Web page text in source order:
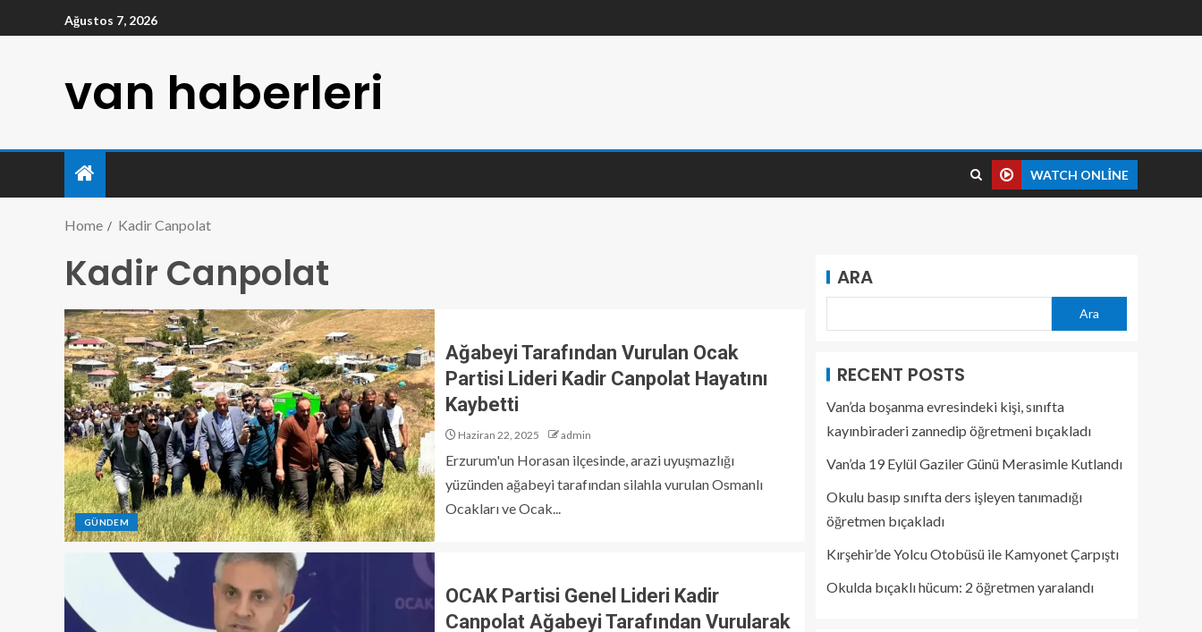
Ağustos 7, 2026
van haberleri
WATCH ONLINE
Home Kadir Canpolat
Kadir Canpolat
GÜNDEM
Ağabeyi Tarafından Vurulan Ocak
Partisi Lideri Kadir Canpolat Hayatını
Kaybetti
Haziran 22, 2025 admin
Erzurum'un Horasan ilçesinde, arazi uyuşmazlığı
yüzünden ağabeyi tarafından silahla vurulan Osmanlı
Ocakları ve Ocak...
OCAK Partisi Genel Lideri Kadir
Canpolat Ağabeyi Tarafından Vurularak
ARA
Ara
RECENT POSTS
Van’da boşanma evresindeki kişi, sınıfta
kayınbiraderi zannedip öğretmeni bıçakladı
Van’da 19 Eylül Gaziler Günü Merasimle Kutlandı
Okulu basıp sınıfta ders işleyen tanımadığı
öğretmen bıçakladı
Kırşehir’de Yolcu Otobüsü ile Kamyonet Çarpıştı
Okulda bıçaklı hücum: 2 öğretmen yaralandı